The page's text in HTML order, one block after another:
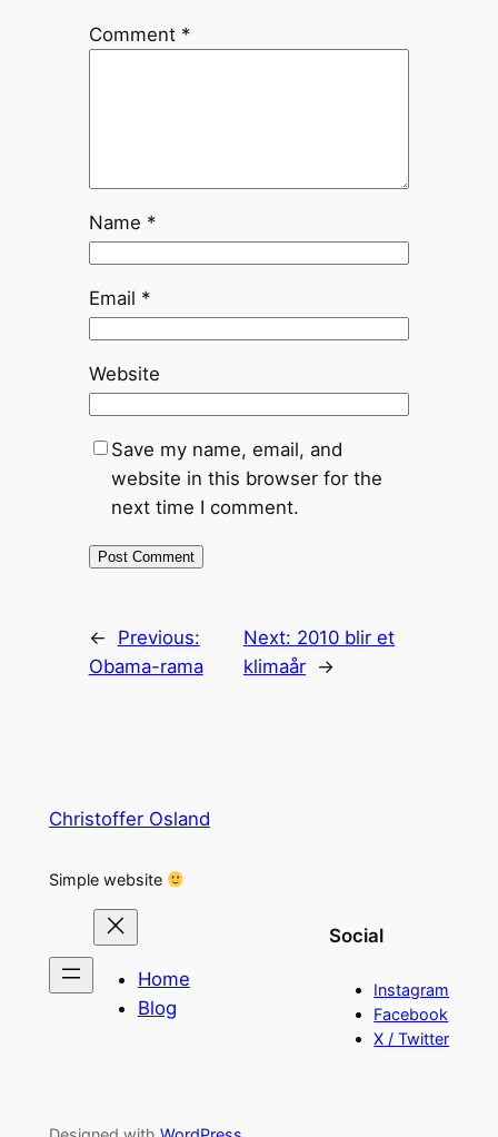
Comment *
Name *
Email *
Website
Save my name, email, and
website in this browser for the
next time I comment.
←
Previous:
Obama-rama
Next: 2010 blir et
klimaår
→
Christoffer Osland
Simple website
Home
Blog
Social
Instagram
Facebook
X / Twitter